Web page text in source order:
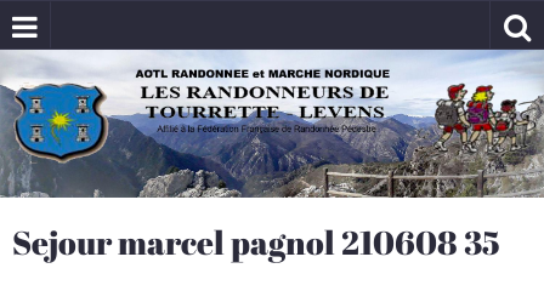
Sejour marcel pagnol 210608 35